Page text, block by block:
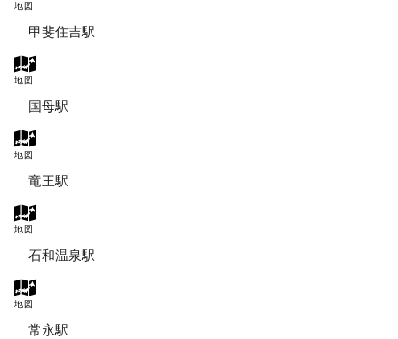
地図
甲斐住吉駅
地図
国母駅
地図
竜王駅
地図
石和温泉駅
地図
常永駅